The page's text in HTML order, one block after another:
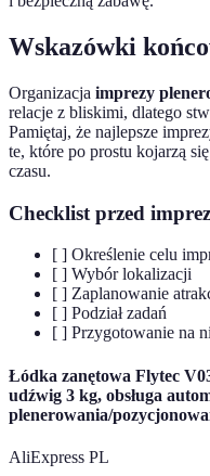
Wskazówki
Organizacja imprezy
relacje z bliskimi, dlatego
Pamiętaj, że najlepsze
te, które po prostu kojarzą
czasu.
Checklist przed
[ ] Określenie celu
[ ] Wybór lokalizacji
[ ] Zaplanowanie
[ ] Podział zadań
[ ] Przygotowanie na
Łódka zanętowa Flytec
udźwig 3 kg, obsługa
plenerowania/
AliExpress PL